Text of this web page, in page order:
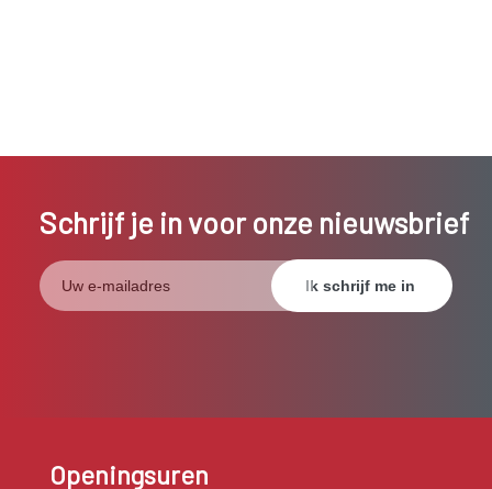
Schrijf je in voor onze nieuwsbrief
Openingsuren